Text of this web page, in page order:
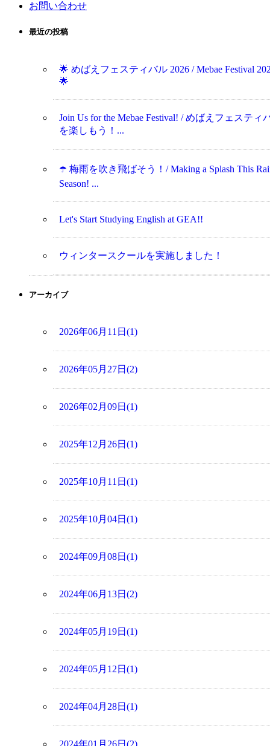
お問い合わせ
最近の投稿
🌟 めばえフェスティバル 2026 / Mebae Festival
🌟
Join Us for the Mebae Festival! / めばえフェスティ
を楽しもう！...
☂️ 梅雨を吹き飛ばそう！/ Making a Splash This
Season! ...
Let's Start Studying English at GEA!!
ウィンタースクールを実施しました！
アーカイブ
2026年06月11日(1)
2026年05月27日(2)
2026年02月09日(1)
2025年12月26日(1)
2025年10月11日(1)
2025年10月04日(1)
2024年09月08日(1)
2024年06月13日(2)
2024年05月19日(1)
2024年05月12日(1)
2024年04月28日(1)
2024年01月26日(2)